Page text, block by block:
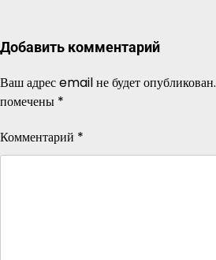
Добавить комментарий
Ваш адрес email не будет опубликован.
помечены *
Комментарий *